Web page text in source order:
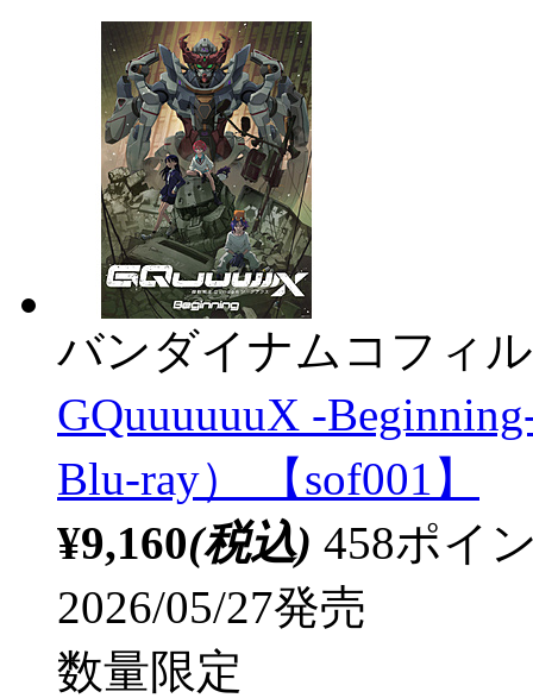
バンダイナムコフィ
GQuuuuuuX -
Blu-ray） 【sof001】
¥9,160(税込) 458ポイ
2026/05/27発売
数量限定